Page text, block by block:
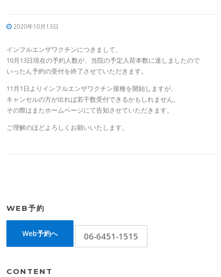
2020年10月13日
インフルエンザワクチンにつきまして、
10月13日現在の予約人数が、当院の予定入荷本数に達しましたので
いったん予約の受付を終了させていただきます。
11月1日よりインフルエンザワクチン接種を開始しますが、
キャンセルの方が出れば若干数受付できるかもしれません。
その際はまたホームページにて告知させていただきます。
ご理解のほどよろしくお願いいたします。
WEB予約
Web予約へ 06-6451-1515
CONTENT